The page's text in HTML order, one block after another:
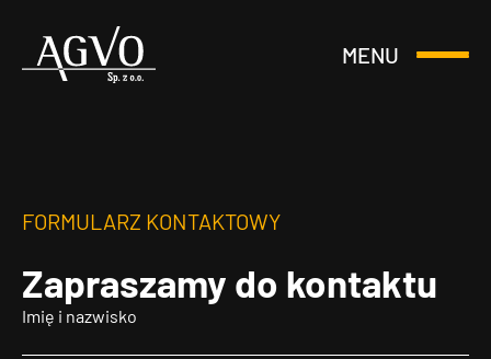
Header
MENU
Otwórz
FORMULARZ KONTAKTOWY
Zapraszamy do kontaktu